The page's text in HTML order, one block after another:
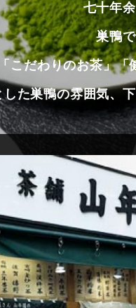
七十年
巣鴨
「こだわりのお茶」
した巣鴨の雰囲気、